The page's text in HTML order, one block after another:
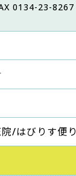
0134-23-8267
/はびりす便り